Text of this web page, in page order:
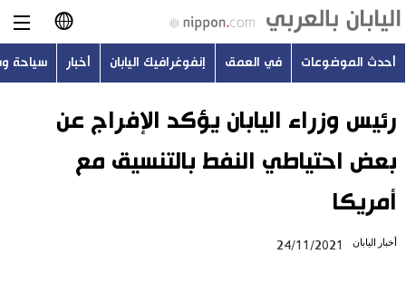
日本語
English
简体字
أحدث الموضوعات
أحدث الموضوعات في العمق إنفوغرافيك اليابان أخبار سياحة
رئيس وزراء اليابان يؤكد الإفراج عن
بعض احتياطي النفط بالتنسيق مع
أمريكا
أخبار اليابان 24/11/2021